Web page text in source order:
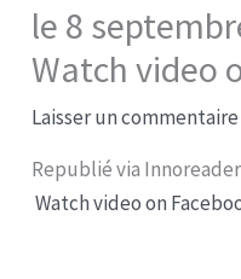
le 8
Watch video
Laisser un commentaire
Republié via Innoreader
Watch video on